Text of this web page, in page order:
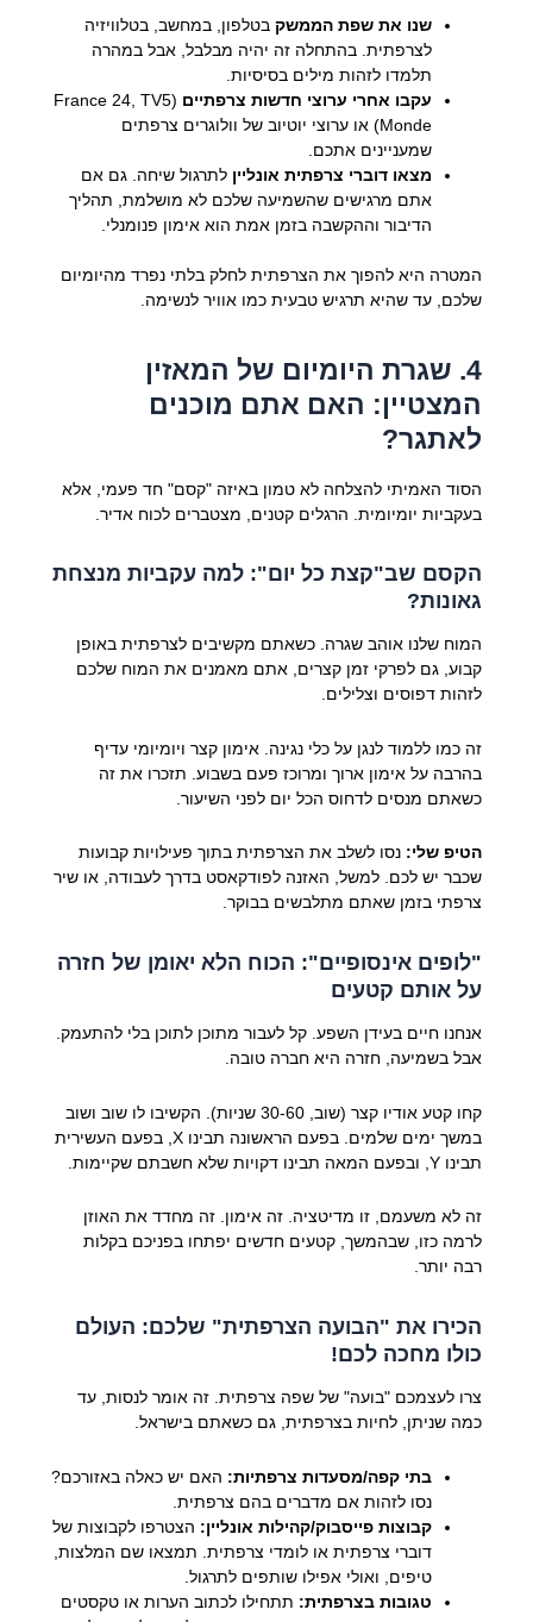
שנו את שפת הממשקבטלפון, במחשב, בטלוויזיה
לצרפתית. בהתחלה זה יהיה מבלבל, אבל במהרה
תלמדו לזהות מילים בסיסיות.
עקבו אחרי ערוצי חדשות צרפתיים (France 24, TV5
Monde) או ערוצי יוטיוב של וולוגרים צרפתים
שמעניינים אתכם.
מצאו דוברי צרפתית אונליין לתרגול שיחה. גם אם
אתם מרגישים שהשמיעה שלכם לא מושלמת, תהליך
הדיבור וההקשבה בזמן אמת הוא אימון פנומנלי.
המטרה היא להפוך את הצרפתית לחלק בלתי נפרד מהיומיום
שלכם, עד שהיא תרגיש טבעית כמו אוויר לנשימה.
4. שגרת היומיום של המאזין
המצטיין: האם אתם מוכנים
לאתגר?
הסוד האמיתי להצלחה לא טמון באיזה "קסם" חד פעמי, אלא
בעקביות יומיומית. הרגלים קטנים, מצטברים לכוח אדיר.
הקסם שב"קצת כל יום": למה עקביות מנצחת
גאונות?
המוח שלנו אוהב שגרה. כשאתם מקשיבים לצרפתית באופן
קבוע, גם לפרקי זמן קצרים, אתם מאמנים את המוח שלכם
לזהות דפוסים וצלילים.
זה כמו ללמוד לנגן על כלי נגינה. אימון קצר ויומיומי עדיף
בהרבה על אימון ארוך ומרוכז פעם בשבוע. תזכרו את זה
כשאתם מנסים לדחוס הכל יום לפני השיעור.
הטיפ שלי: נסו לשלב את הצרפתית בתוך פעילויות קבועות
שכבר יש לכם. למשל, האזנה לפודקאסט בדרך לעבודה, או שיר
צרפתי בזמן שאתם מתלבשים בבוקר.
"לופים אינסופיים": הכוח הלא יאומן של חזרה
על אותם קטעים
אנחנו חיים בעידן השפע. קל לעבור מתוכן לתוכן בלי להתעמק.
אבל בשמיעה, חזרה היא חברה טובה.
קחו קטע אודיו קצר (שוב, 30-60 שניות). הקשיבו לו שוב ושוב
במשך ימים שלמים. בפעם הראשונה תבינו X, בפעם העשירית
תבינו Y, ובפעם המאה תבינו דקויות שלא חשבתם שקיימות.
זה לא משעמם, זו מדיטציה. זה אימון. זה מחדד את האוזן
לרמה כזו, שבהמשך, קטעים חדשים יפתחו בפניכם בקלות
רבה יותר.
הכירו את "הבועה הצרפתית" שלכם: העולם
כולו מחכה לכם!
צרו לעצמכם "בועה" של שפה צרפתית. זה אומר לנסות, עד
כמה שניתן, לחיות בצרפתית, גם כשאתם בישראל.
בתי קפה/מסעדות צרפתיות: האם יש כאלה באזורכם?
נסו לזהות אם מדברים בהם צרפתית.
קבוצות פייסבוק/קהילות אונליין: הצטרפו לקבוצות של
דוברי צרפתית או לומדי צרפתית. תמצאו שם המלצות,
טיפים, ואולי אפילו שותפים לתרגול.
טגובות בצרפתית: תתחילו לכתוב הערות או טקסטים